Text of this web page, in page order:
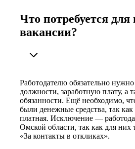
Что потребуется
вакансии?
Работодателю обязательно нужно
должности, заработную плату, а
обязанности. Ещё необходимо,
были денежные средства, так
платная. Исключение —
Омской области, так как для них
«За контакты в откликах».